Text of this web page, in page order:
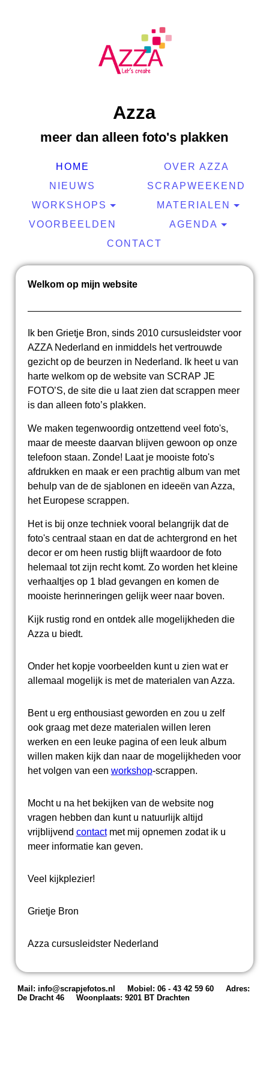
Azza
meer dan alleen foto's plakken
HOME
OVER AZZA
NIEUWS
SCRAPWEEKEND
WORKSHOPS
MATERIALEN
VOORBEELDEN
AGENDA
CONTACT
Welkom op mijn website
Ik ben Grietje Bron, sinds 2010 cursusleidster voor
AZZA Nederland en inmiddels het vertrouwde
gezicht op de beurzen in Nederland. Ik heet u van
harte welkom op de website van SCRAP JE
FOTO’S, de site die u laat zien dat scrappen meer
is dan alleen foto’s plakken.
We maken tegenwoordig ontzettend veel foto's,
maar de meeste daarvan blijven gewoon op onze
telefoon staan. Zonde! Laat je mooiste foto's
afdrukken en maak er een prachtig album van met
behulp van de de sjablonen en ideeën van Azza,
het Europese scrappen.
Het is bij onze techniek vooral belangrijk dat de
foto's centraal staan en dat de achtergrond en het
decor er om heen rustig blijft waardoor de foto
helemaal tot zijn recht komt. Zo worden het kleine
verhaaltjes op 1 blad gevangen en komen de
mooiste herinneringen gelijk weer naar boven.
Kijk rustig rond en ontdek alle mogelijkheden die
Azza u biedt.
Onder het kopje voorbeelden kunt u zien wat er
allemaal mogelijk is met de materialen van Azza.
Bent u erg enthousiast geworden en zou u zelf
ook graag met deze materialen willen leren
werken en een leuke pagina of een leuk album
willen maken kijk dan naar de mogelijkheden voor
het volgen van een workshop-scrappen.
Mocht u na het bekijken van de website nog
vragen hebben dan kunt u natuurlijk altijd
vrijblijvend contactmet mij opnemen zodat ik u
meer informatie kan geven.
Veel kijkplezier!
Grietje Bron
Azza cursusleidster Nederland
Mail: info@scrapjefotos.nl Mobiel: 06 - 43 42 59 60 Adres:
De Dracht 46 Woonplaats: 9201 BT Drachten